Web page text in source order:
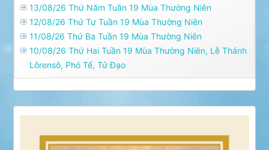
13/08/26 Thứ Năm Tuần 19 Mùa Thường Niên
12/08/26 Thứ Tư Tuần 19 Mùa Thường Niên
11/08/26 Thứ Ba Tuần 19 Mùa Thường Niên
10/08/26 Thứ Hai Tuần 19 Mùa Thường Niên, Lễ Thánh
Lôrensô, Phó Tế, Tử Ðạo